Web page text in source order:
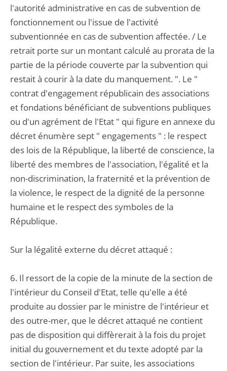
l'autorité administrative en cas de subvention de
fonctionnement ou l'issue de l'activité
subventionnée en cas de subvention affectée. / Le
retrait porte sur un montant calculé au prorata de la
partie de la période couverte par la subvention qui
restait à courir à la date du manquement. ". Le "
contrat d'engagement républicain des associations
et fondations bénéficiant de subventions publiques
ou d'un agrément de l'Etat " qui figure en annexe du
décret énumère sept " engagements " : le respect
des lois de la République, la liberté de conscience, la
liberté des membres de l'association, l'égalité et la
non-discrimination, la fraternité et la prévention de
la violence, le respect de la dignité de la personne
humaine et le respect des symboles de la
République.
Sur la légalité externe du décret attaqué :
6. Il ressort de la copie de la minute de la section de
l'intérieur du Conseil d'Etat, telle qu'elle a été
produite au dossier par le ministre de l'intérieur et
des outre-mer, que le décret attaqué ne contient
pas de disposition qui diffèrerait à la fois du projet
initial du gouvernement et du texte adopté par la
section de l'intérieur. Par suite, les associations